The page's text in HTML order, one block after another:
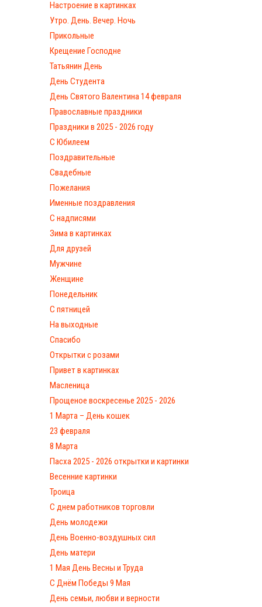
Настроение в картинках
Утро. День. Вечер. Ночь
Прикольные
Крещение Господне
Татьянин День
День Студента
День Святого Валентина 14 февраля
Православные праздники
Праздники в 2025 - 2026 году
С Юбилеем
Поздравительные
Свадебные
Пожелания
Именные поздравления
С надписями
Зима в картинках
Для друзей
Мужчине
Женщине
Понедельник
С пятницей
На выходные
Спасибо
Открытки с розами
Привет в картинках
Масленица
Прощеное воскресенье 2025 - 2026
1 Марта – День кошек
23 февраля
8 Марта
Пасха 2025 - 2026 открытки и картинки
Весенние картинки
Троица
С днем работников торговли
День молодежи
День Военно-воздушных сил
День матери
1 Мая День Весны и Труда
С Днём Победы 9 Мая
День семьи, любви и верности